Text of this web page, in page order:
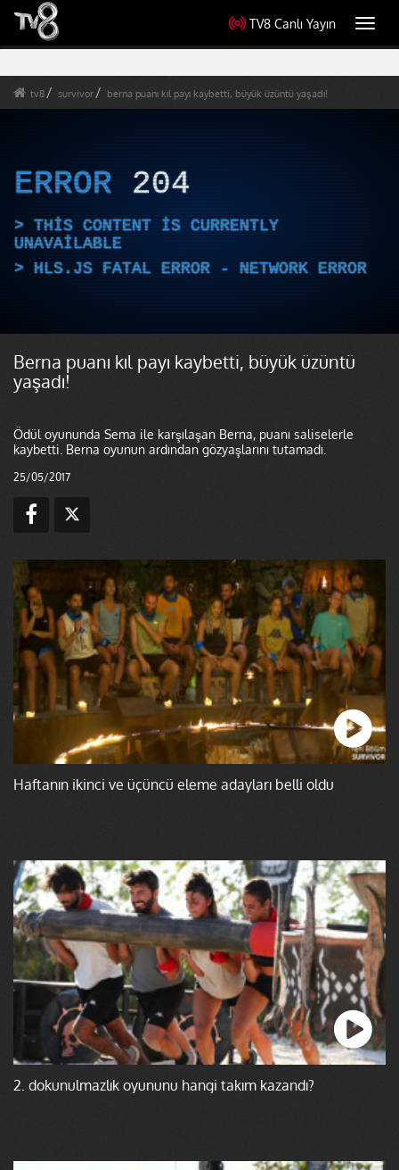
TV8 Canlı Yayın
tv8 survivor berna puanı kıl payı kaybetti, büyük üzüntü yaşadı!
ERROR 204
THIS CONTENT IS CURRENTLY
UNAVAILABLE
HLS.JS FATAL ERROR - NETWORK ERROR
Berna puanı kıl payı kaybetti, büyük üzüntü
yaşadı!
Ödül oyununda Sema ile karşılaşan Berna, puanı saliselerle
kaybetti. Berna oyunun ardından gözyaşlarını tutamadı.
25/05/2017
Haftanın ikinci ve üçüncü eleme adayları belli oldu
2. dokunulmazlık oyununu hangi takım kazandı?